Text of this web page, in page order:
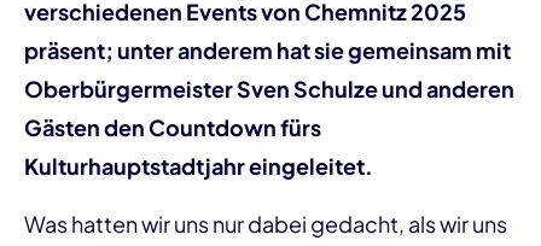
verschiedenen Events von Chemnitz 2025
präsent; unter anderem hat sie gemeinsam mit
Oberbürgermeister Sven Schulze und anderen
Gästen den Countdown fürs
Kulturhauptstadtjahr eingeleitet.
Was hatten wir uns nur dabei gedacht, als wir uns